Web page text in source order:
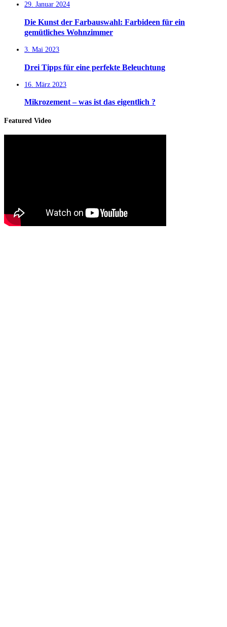
29. Januar 2024
Die Kunst der Farbauswahl: Farbideen für ein
gemütliches Wohnzimmer
3. Mai 2023
Drei Tipps für eine perfekte Beleuchtung
16. März 2023
Mikrozement – was ist das eigentlich ?
Featured Video